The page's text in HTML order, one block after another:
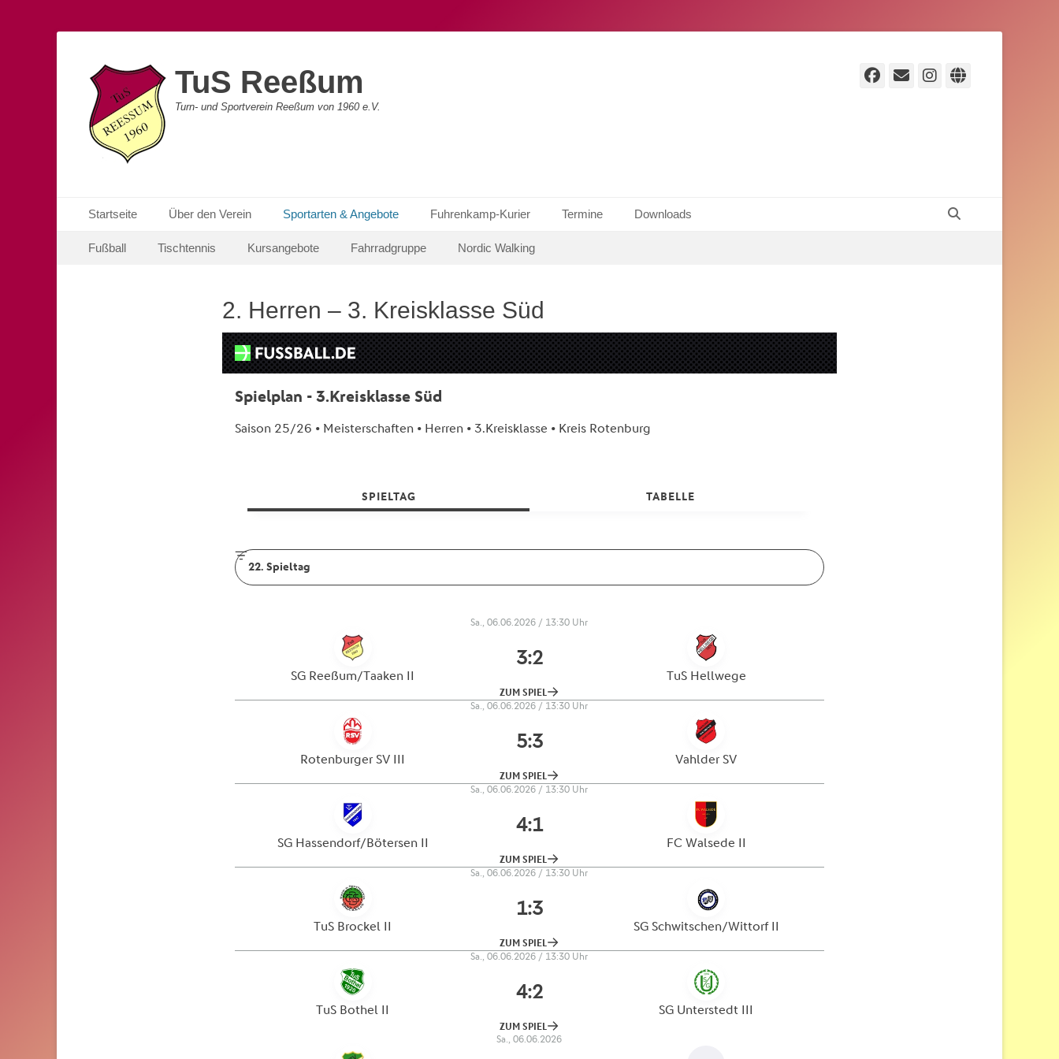
TuS Reeßum
Turn- und Sportverein Reeßum von 1960 e.V.
Facebook
E-
Instagram
Website
Primäres Menü
Inhalt
Startseite Über den Verein Sportarten & Angebote Fuhrenkamp-Kurier Termine Downloads
Sekundäres Menü
Inhalt
Fußball Tischtennis Kursangebote Fahrradgruppe Nordic Walking
2. Herren – 3. Kreisklasse Süd